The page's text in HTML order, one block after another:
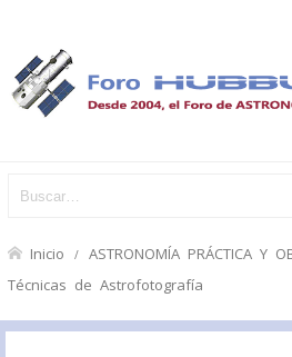
Inicio ASTRONOMÍA PRÁCTICA Y
Técnicas de Astrofotografía